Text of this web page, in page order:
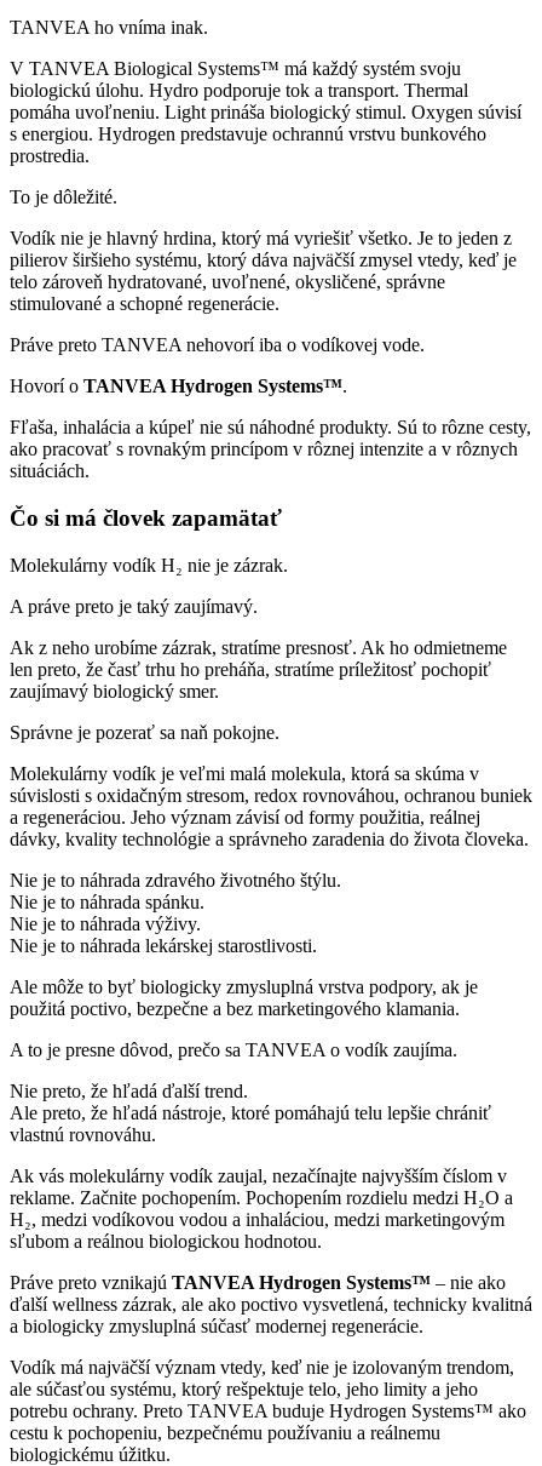
TANVEA ho vníma inak.
V TANVEA Biological Systems™ má každý systém svoju
biologickú úlohu. Hydro podporuje tok a transport. Thermal
pomáha uvoľneniu. Light prináša biologický stimul. Oxygen súvisí
s energiou. Hydrogen predstavuje ochrannú vrstvu bunkového
prostredia.
To je dôležité.
Vodík nie je hlavný hrdina, ktorý má vyriešiť všetko. Je to jeden z
pilierov širšieho systému, ktorý dáva najväčší zmysel vtedy, keď je
telo zároveň hydratované, uvoľnené, okysličené, správne
stimulované a schopné regenerácie.
Práve preto TANVEA nehovorí iba o vodíkovej vode.
Hovorí o TANVEA Hydrogen Systems™.
Fľaša, inhalácia a kúpeľ nie sú náhodné produkty. Sú to rôzne cesty,
ako pracovať s rovnakým princípom v rôznej intenzite a v rôznych
situáciách.
Čo si má človek zapamätať
Molekulárny vodík H₂ nie je zázrak.
A práve preto je taký zaujímavý.
Ak z neho urobíme zázrak, stratíme presnosť. Ak ho odmietneme
len preto, že časť trhu ho preháňa, stratíme príležitosť pochopiť
zaujímavý biologický smer.
Správne je pozerať sa naň pokojne.
Molekulárny vodík je veľmi malá molekula, ktorá sa skúma v
súvislosti s oxidačným stresom, redox rovnováhou, ochranou buniek
a regeneráciou. Jeho význam závisí od formy použitia, reálnej
dávky, kvality technológie a správneho zaradenia do života človeka.
Nie je to náhrada zdravého životného štýlu.
Nie je to náhrada spánku.
Nie je to náhrada výživy.
Nie je to náhrada lekárskej starostlivosti.
Ale môže to byť biologicky zmysluplná vrstva podpory, ak je
použitá poctivo, bezpečne a bez marketingového klamania.
A to je presne dôvod, prečo sa TANVEA o vodík zaujíma.
Nie preto, že hľadá ďalší trend.
Ale preto, že hľadá nástroje, ktoré pomáhajú telu lepšie chrániť
vlastnú rovnováhu.
Ak vás molekulárny vodík zaujal, nezačínajte najvyšším číslom v
reklame. Začnite pochopením. Pochopením rozdielu medzi H₂O a
H₂, medzi vodíkovou vodou a inhaláciou, medzi marketingovým
sľubom a reálnou biologickou hodnotou.
Práve preto vznikajú TANVEA Hydrogen Systems™ – nie ako
ďalší wellness zázrak, ale ako poctivo vysvetlená, technicky kvalitná
a biologicky zmysluplná súčasť modernej regenerácie.
Vodík má najväčší význam vtedy, keď nie je izolovaným trendom,
ale súčasťou systému, ktorý rešpektuje telo, jeho limity a jeho
potrebu ochrany. Preto TANVEA buduje Hydrogen Systems™ ako
cestu k pochopeniu, bezpečnému používaniu a reálnemu
biologickému úžitku.